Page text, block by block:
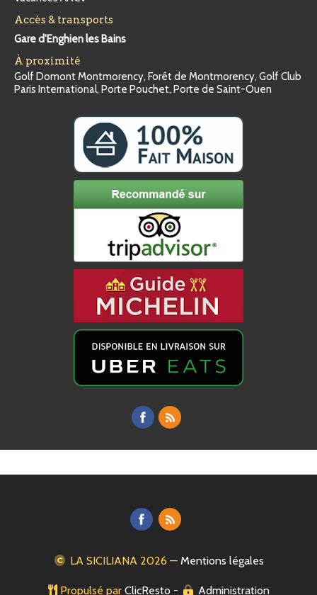
Accès & transports
Gare d'Enghien les Bains
À proximité
Golf Domont Montmorency, Forêt de Montmorency, Golf Club
Paris International, Porte Pouchet, Porte de Saint-Ouen
LA SICILIANA 2026 — Mentions légales
Propulsé par ClicResto - Administration